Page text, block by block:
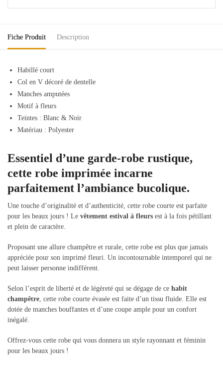
Fiche Produit Description
Habillé court
Col en V décoré de dentelle
Manches amputées
Motif à fleurs
Teintes : Blanc & Noir
Matériau : Polyester
Essentiel d’une garde-robe rustique,
cette robe imprimée incarne
parfaitement l’ambiance bucolique.
Une touche d’originalité et d’authenticité, cette robe courte est parfaite
pour les beaux jours ! Le vêtement estival à fleurs est à la fois pétillant
et plein de caractère.
Proposant une allure champêtre et rurale, cette robe est plus que jamais
appréciée pour son imprimé fleuri. Un incontournable intemporel qui ne
peut laisser personne indifférent.
Selon l’esprit de liberté et de légèreté qui se dégage de ce habit
champêtre , cette robe courte évasée est faite d’un tissu fluide. Elle est
dotée de manches bouffantes et d’une coupe ample pour un confort
inégalé.
Offrez-vous cette robe qui vous donnera un style rayonnant et féminin
pour les beaux jours !